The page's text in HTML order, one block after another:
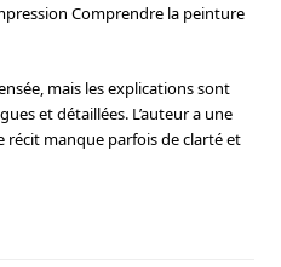
Comprendre la peinture
mais les explications sont
et détaillées. L’auteur a une
récit manque parfois de clarté et